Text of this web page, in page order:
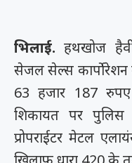
भिलाई. हथखोज
सेजल सेल्स
63 हजार 187
शिकायत पर पुलिस
प्रोपराईटर मेटल